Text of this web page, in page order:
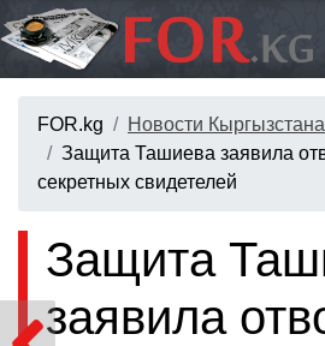
FOR.kg
Новости Кыргызстана
Защита Ташиева заявила
секретных свидетелей
Защита
заявила